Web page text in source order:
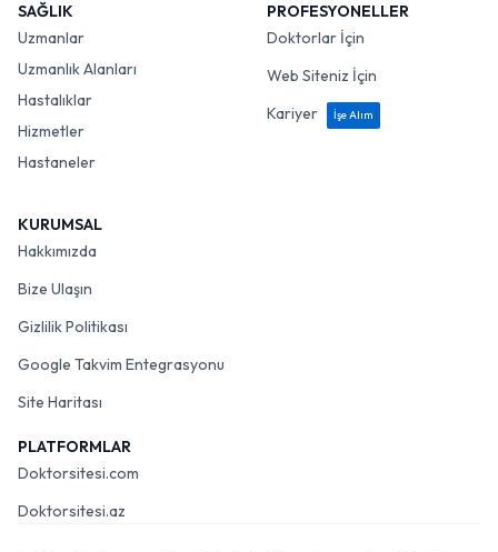
SAĞLIK
Uzmanlar
Uzmanlık Alanları
Hastalıklar
Hizmetler
Hastaneler
PROFESYONELLER
Doktorlar İçin
Web Siteniz İçin
Kariyer
İşe Alım
KURUMSAL
Hakkımızda
Bize Ulaşın
Gizlilik Politikası
Google Takvim Entegrasyonu
Site Haritası
PLATFORMLAR
Doktorsitesi.com
Doktorsitesi.az